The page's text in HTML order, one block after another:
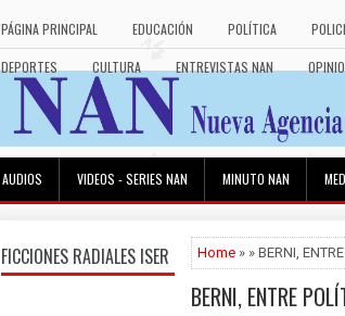
PÁGINA PRINCIPAL EDUCACIÓN POLÍTICA
DEPORTES CULTURA ENTREVISTAS NAN
AUDIOS VIDEOS - SERIES NAN MINUTO NAN
FICCIONES RADIALES ISER Home » » BERNI,
BERNI, ENTRE